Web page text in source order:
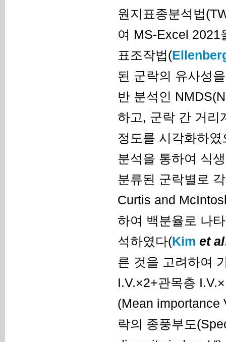
원지표종분석법
여 MS-Excel 2021
표조작법(
된 군락의 유사성
반 분석인
하고, 군락 간 거리
정도를 시각화하
분석을 통하여 식
분류된 군락별로
Curtis and
하여 백분율로 나
석하였다(Kim et al
른 것을 고려하여
I.V.×2+관목층
(Mean importance
락의 종풍부도